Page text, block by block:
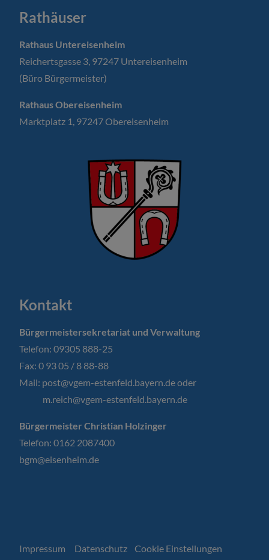
Rathäuser
Rathaus Untereisenheim
Reichertsgasse 3, 97247 Untereisenheim
(Büro Bürgermeister)
Rathaus Obereisenheim
Marktplatz 1, 97247 Obereisenheim
Kontakt
Bürgermeistersekretariat und Verwaltung
Telefon: 09305 888-25
Fax: 0 93 05 / 8 88-88
Mail: post@vgem-estenfeld.bayern.de oder
m.reich@vgem-estenfeld.bayern.de
Bürgermeister Christian Holzinger
Telefon: 0162 2087400
bgm@eisenheim.de
Impressum Datenschutz
Cookie Einstellungen